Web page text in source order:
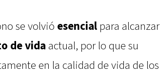
se volvió esencial para alcanzar
de vida actual, por lo que su
en la calidad de vida de los